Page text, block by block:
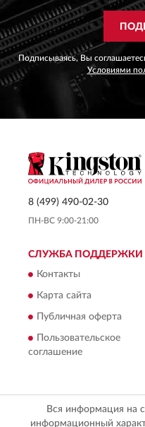
Подписываясь, Вы
Условиями
8 (499) 490-02-30
ПН-ВС 9:00-21:00
СЛУЖБА ПОДДЕРЖКИ
Контакты
Карта сайта
Публичная оферта
Пользовательское
соглашение
Вся информация на
информационный